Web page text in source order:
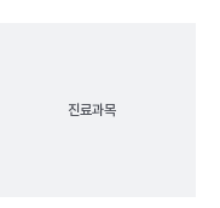
진료과목